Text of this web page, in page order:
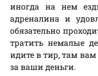
иногда на нем
адреналина и
обязательно
тратить немалые
идите в тир, там вам
за ваши деньги.